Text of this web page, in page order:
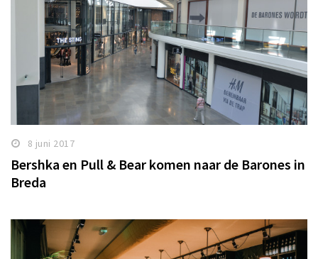
8 juni 2017
Bershka en Pull & Bear komen naar de Barones in
Breda